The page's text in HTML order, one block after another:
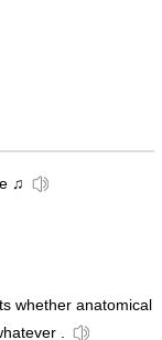
♫
whether anatomical
.